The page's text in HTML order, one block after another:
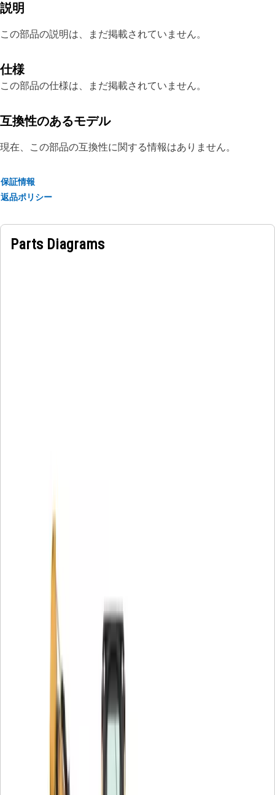
説明
この部品の説明は、まだ掲載されていません。
仕様
この部品の仕様は、まだ掲載されていません。
互換性のあるモデル
現在、この部品の互換性に関する情報はありません。
保証情報
返品ポリシー
Parts Diagrams